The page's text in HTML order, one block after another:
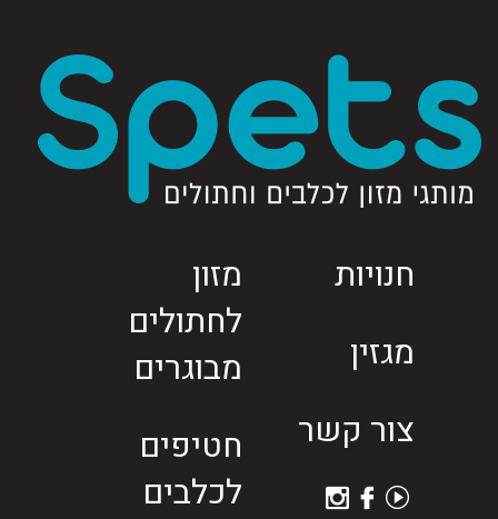
חנויות
מגזין
צור קשר
מזון
לחתולים
מבוגרים
חטיפים
לכלבים